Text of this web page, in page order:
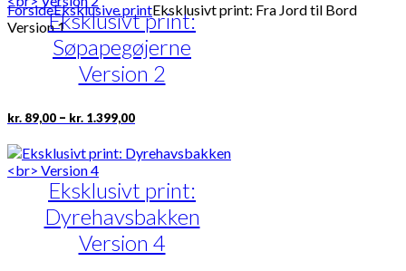
ForsideEksklusive printEksklusivt print: Fra Jord til Bord
Version 1Eksklusivt print:
Søpapegøjerne
Version 2
kr. 89,00 – kr. 1.399,00Prisinterval:
kr. 89,00
kr. 1.399,00
Dette
vare
har
flere
varianter.
Mulighederne
kan
vælges
på
Eksklusivt print:
Dyrehavsbakken
Version 4